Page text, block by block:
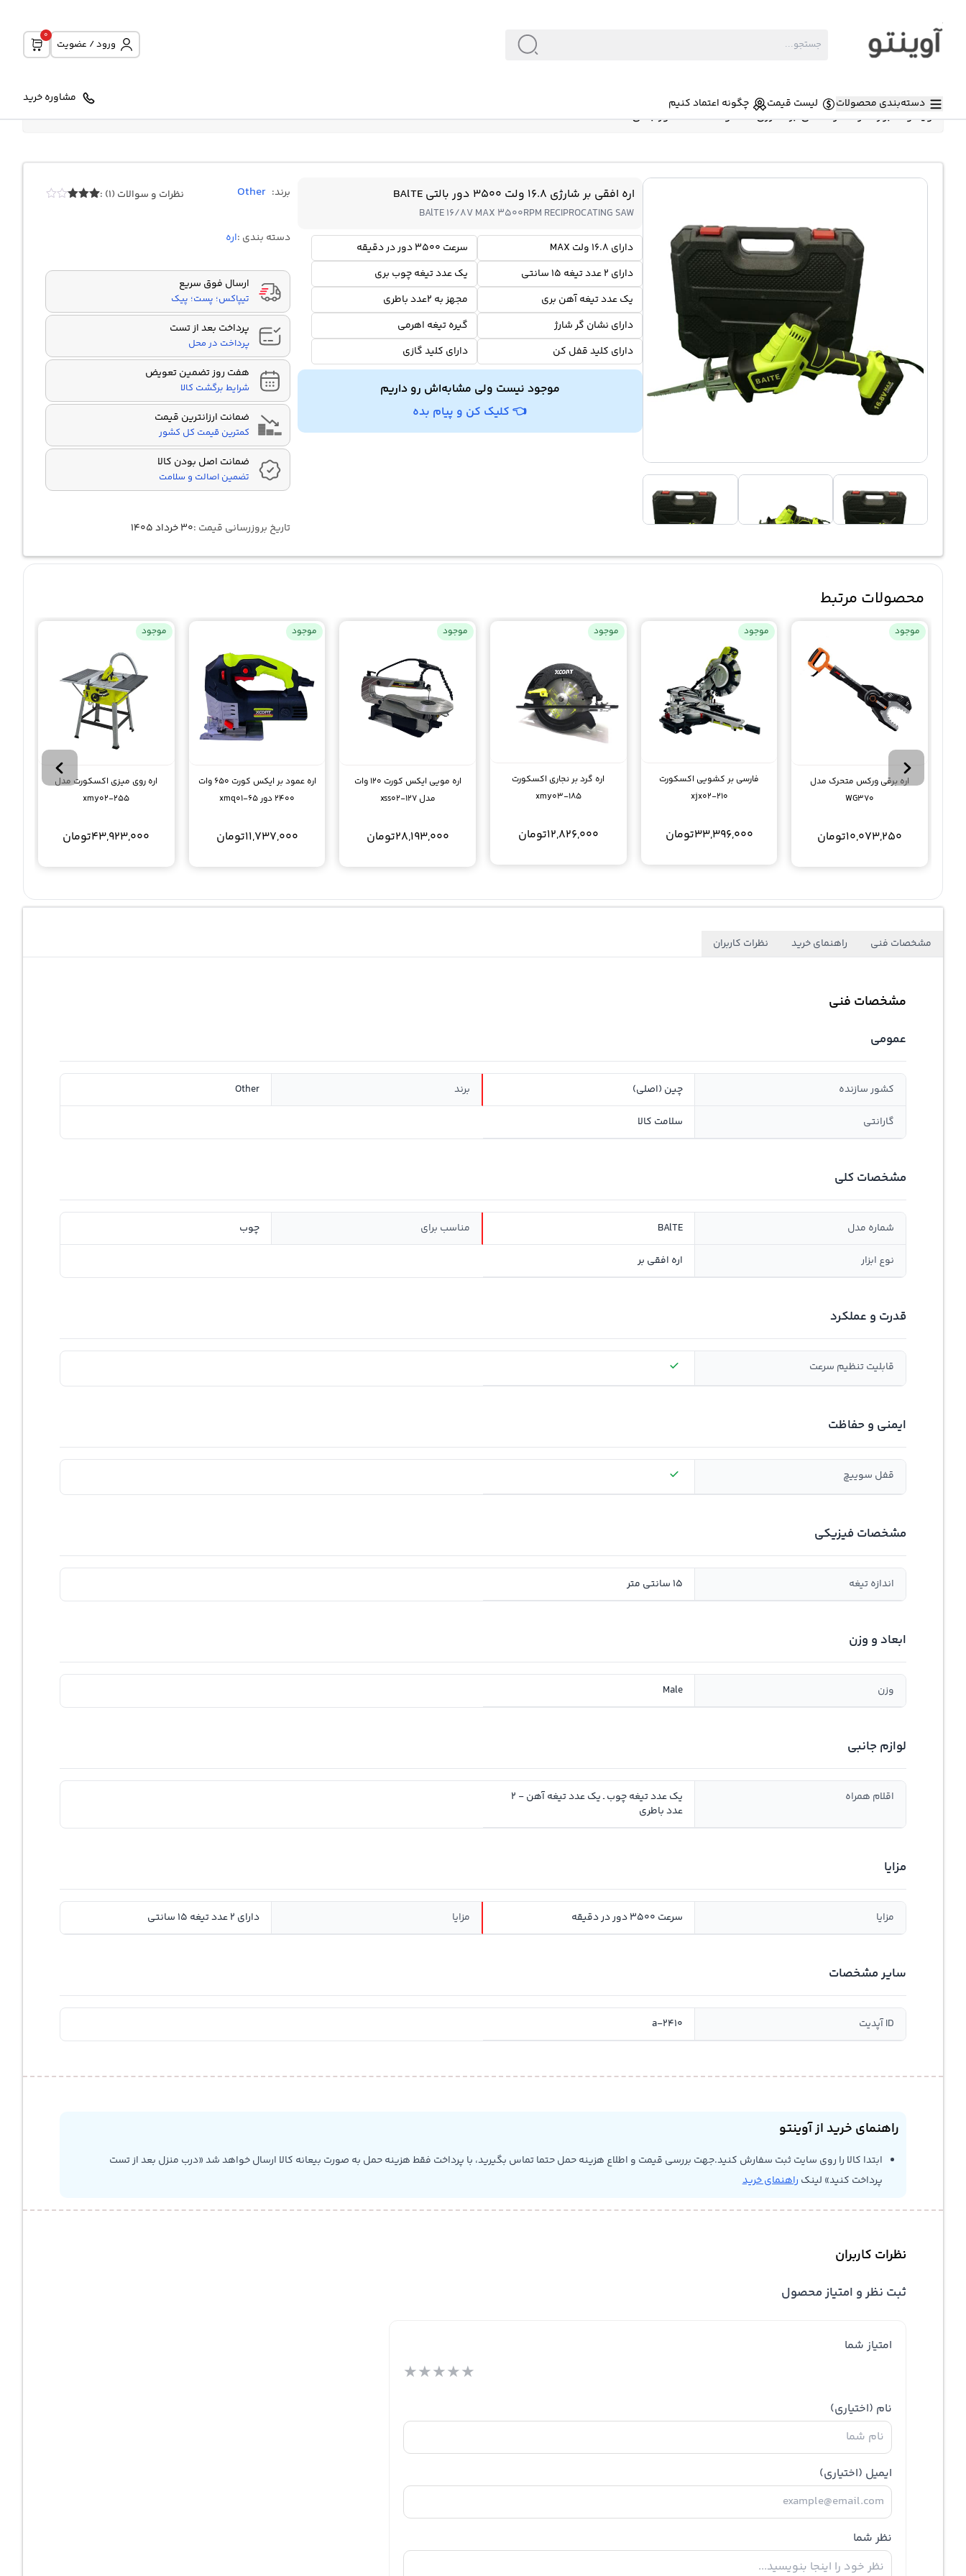
ورود / عضویت
0
دسته‌بندی محصولات لیست قیمت چگونه اعتماد کنیم مشاوره خرید
آوینتو»ابزار»اره»اره افقی بر شارژی 16.8 ولت 3500 دور بالتی BAlTE
اره افقی بر شارژی 16.8 ولت 3500 دور بالتی BAlTE
BAlTE 16/8V MAX 3500RPM RECIPROCATING SAW
دارای 16.8 ولت MAX
سرعت 3500 دور در دقیقه
دارای ۲ عدد تیغه ۱۵ سانتی
یک عدد تیغه چوب بری
یک عدد تیغه آهن بری
مجهز به 2عدد باطری
دارای نشان گر شارژ
گیره تیغه اهرمی
دارای کلید قفل کن
دارای کلید گازی
موجود نیست ولی مشابه‌اش رو داریم
👈 کلیک کن و پیام بده
برند: Other نظرات و سوالات (1) :
دسته بندی :اره
ارسال فوق سریع
تیپاکس؛ پست؛ پیک
پرداخت بعد از تست
پرداخت در محل
هفت روز تضمین تعویض
شرایط برگشت کالا
ضمانت ارزانترین قیمت
کمترین قیمت کل کشور
ضمانت اصل بودن کالا
تضمین اصالت و سلامت
تاریخ بروزرسانی قیمت :۳۰ خرداد ۱۴۰۵
محصولات مرتبط
موجود
اره برقی ورکس متحرک مدل
WG370
10,073,250تومان
موجود
فارسی بر کشویی اکسکورت
xjx02-210
33,396,000تومان
موجود
اره گرد بر نجاری اکسکورت
xmy03-185
12,826,000تومان
موجود
اره مویی ایکس کورت 120 وات
مدل xss02-127
28,193,000تومان
موجود
اره عمود بر ایکس کورت 650 وات
2400 دور xmq01-65
11,737,000تومان
موجود
اره روی میزی اکسکورت مدل
xmy02-255
43,923,000تومان
مشخصات فنی راهنمای خرید نظرات کاربران
مشخصات فنی
عمومی
کشور سازنده چین (اصلی) برند Other
گارانتی سلامت کالا
مشخصات کلی
شماره مدل BAlTE مناسب برای چوب
نوع ابزار اره افقی بر
قدرت و عملکرد
قابلیت تنظيم سرعت
ایمنی و حفاظت
قفل سوييچ
مشخصات فیزیکی
اندازه تیغه 15 سانتی متر
ابعاد و وزن
وزن Male
لوازم جانبی
اقلام همراه
یک عدد تیغه چوب ـ یک عدد تیغه آهن - 2
عدد باطری
مزایا
مزایا سرعت 3500 دور در دقیقه مزایا دارای ۲ عدد تیغه ۱۵ سانتی
سایر مشخصات
ID آپدیت a-2410
راهنمای خرید از آوینتو
ابتدا کالا را روی سایت ثبت سفارش کنید.جهت بررسی قیمت و اطلاع هزینه حمل حتما تماس بگیرید، با پرداخت فقط هزینه حمل به صورت بیعانه کالا ارسال خواهد شد «درب منزل بعد از تست
پرداخت کنید» لینک راهنمای خرید
نظرات کاربران
ثبت نظر و امتیاز محصول
امتیاز شما
★★★★★
نام (اختیاری)
ایمیل (اختیاری)
نظر شما